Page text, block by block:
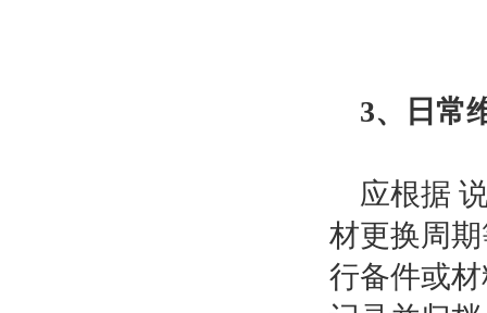
3、日常
应根据
材更换周
行备件或